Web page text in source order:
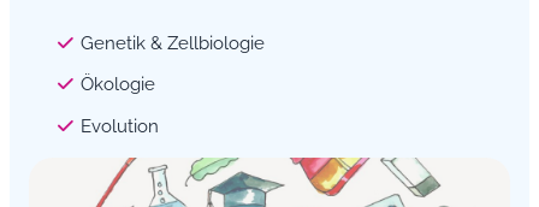
Genetik & Zellbiologie
Ökologie
Evolution